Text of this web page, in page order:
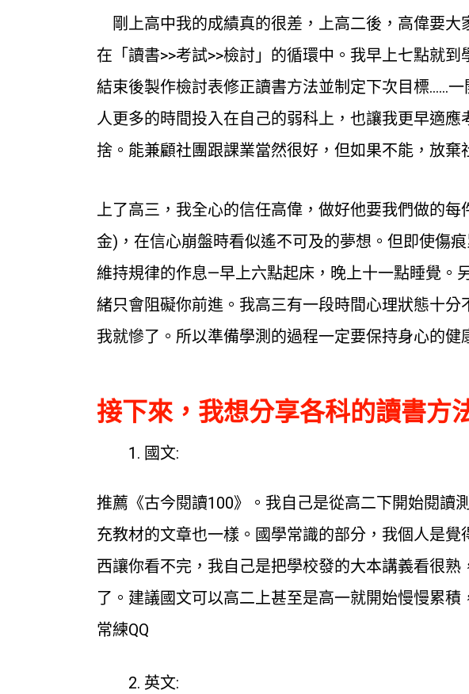
剛上高中我的成績真的很差，上高二後，高偉要大
在「讀書>>考試>>檢討」的循環中。我早上七點就
結束後製作檢討表修正讀書方法並制定下次目標……
人更多的時間投入在自己的弱科上，也讓我更早適
捨。能兼顧社團跟課業當然很好，但如果不能，放
上了高三，我全心的信任高偉，做好他要我們做的
金)，在信心崩盤時看似遙不可及的夢想。但即使傷
維持規律的作息—早上六點起床，晚上十一點睡覺。
緒只會阻礙你前進。我高三有一段時間心理狀態十
我就慘了。所以準備學測的過程一定要保持身心的健
接下來，我想分享各科的讀書方
國文:
推薦《古今閱讀100》。我自己是從高二下開始閱讀
充教材的文章也一樣。國學常識的部分，我個人是
西讓你看不完，我自己是把學校發的大本講義看很
了。建議國文可以高二上甚至是高一就開始慢慢累
常練QQ
英文: